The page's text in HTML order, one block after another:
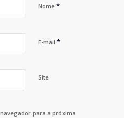
Nome *
E-mail *
Site
para a próxima